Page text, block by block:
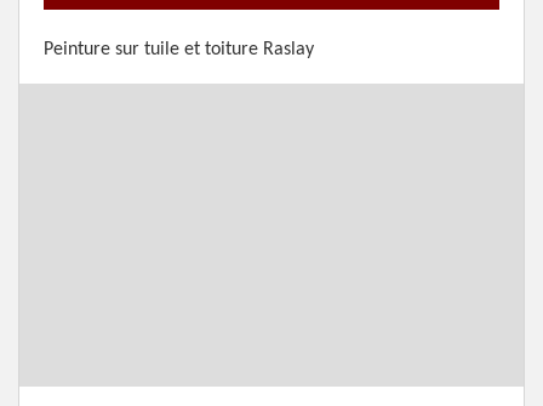
Peinture sur tuile et toiture Raslay